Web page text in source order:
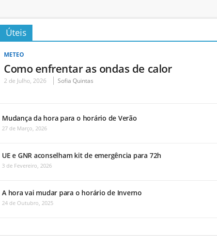
Úteis
METEO
Como enfrentar as ondas de calor
2 de Julho, 2026 Sofia Quintas
Mudança da hora para o horário de Verão
27 de Março, 2026
UE e GNR aconselham kit de emergência para 72h
3 de Fevereiro, 2026
A hora vai mudar para o horário de Inverno
24 de Outubro, 2025